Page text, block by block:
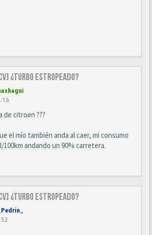
¿turbo estropeado?
de citroen ???
el mío también anda al caer, mi consumo
100km andando un 90% carretera.
¿turbo estropeado?
_Pedrin_